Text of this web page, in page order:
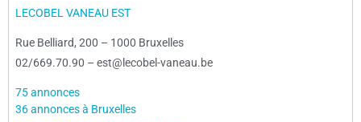
LECOBEL VANEAU EST
Rue Belliard, 200 – 1000 Bruxelles
02/669.70.90 – est@lecobel-vaneau.be
75 annonces
36 annonces à Bruxelles